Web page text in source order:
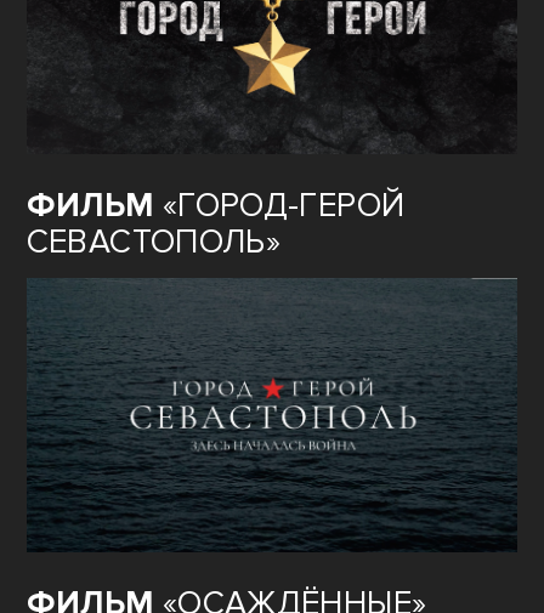
ФИЛЬМ «ГОРОД-ГЕРОЙ
СЕВАСТОПОЛЬ»
ФИЛЬМ «ОСАЖДЁННЫЕ»